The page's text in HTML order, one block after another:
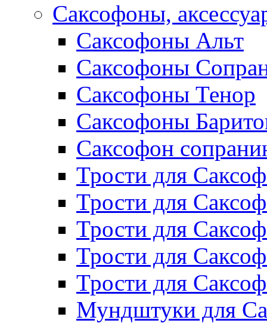
Саксофоны,
Саксофоны Альт
Саксофоны
Саксофоны Тенор
Саксофоны
Саксофон
Трости для
Трости для
Трости для
Трости для
Трости для
Мундштуки для